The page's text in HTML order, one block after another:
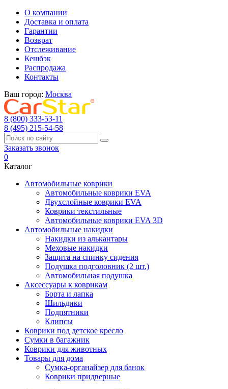
О компании
Доставка и оплата
Гарантии
Возврат
Отслеживание
Кешбэк
Распродажа
Контакты
Ваш город: Москва
8 (800) 333-53-11
8 (495) 215-54-58
Заказать звонок
0
Каталог
Автомобильные коврики
Автомобильные коврики EVA
Двухслойные коврики EVA
Коврики текстильные
Автомобильные коврики EVA 3D
Автомобильные накидки
Накидки из алькантары
Меховые накидки
Защита на спинку сидения
Подушка подголовник (2 шт.)
Автомобильная подушка
Аксессуары к коврикам
Борта и лапка
Шильдики
Подпятники
Клипсы
Коврики под детское кресло
Сумки в багажник
Коврики для животных
Товары для дома
Сумка-органайзер для банок
Коврики придверные